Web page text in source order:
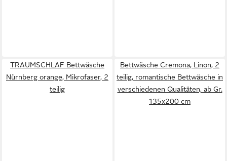
TRAUMSCHLAF Bettwäsche
Nürnberg orange, Mikrofaser, 2
teilig
Bettwäsche Cremona, Linon, 2
teilig, romantische Bettwäsche in
verschiedenen Qualitäten, ab Gr.
135x200 cm